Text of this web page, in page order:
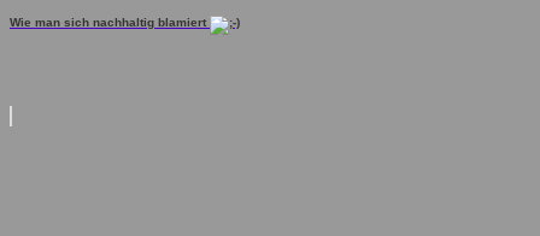
Wie man sich nachhaltig blamiert